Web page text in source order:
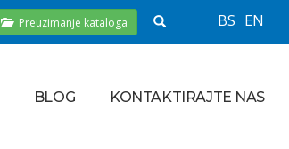
BS EN
Preuzimanje kataloga
BLOG KONTAKTIRAJTE NAS